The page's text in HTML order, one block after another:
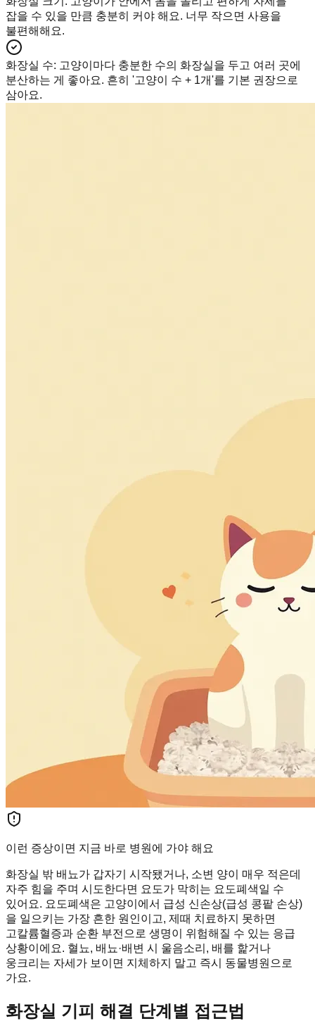
잡을 수 있을 만큼 충분히 커야 해요. 너무 작으면 사용을
불편해해요.
화장실 수: 고양이마다 충분한 수의 화장실을 두고 여러 곳에
분산하는 게 좋아요. 흔히 '고양이 수 + 1개'를 기본 권장으로
삼아요.
이런 증상이면 지금 바로 병원에 가야 해요
화장실 밖 배뇨가 갑자기 시작됐거나, 소변 양이 매우 적은데
자주 힘을 주며 시도한다면 요도가 막히는 요도폐색일 수
있어요. 요도폐색은 고양이에서 급성 신손상(급성 콩팥 손상)
을 일으키는 가장 흔한 원인이고, 제때 치료하지 못하면
고칼륨혈증과 순환 부전으로 생명이 위험해질 수 있는 응급
상황이에요. 혈뇨, 배뇨·배변 시 울음소리, 배를 핥거나
웅크리는 자세가 보이면 지체하지 말고 즉시 동물병원으로
가요.
화장실 기피 해결 단계별 접근법